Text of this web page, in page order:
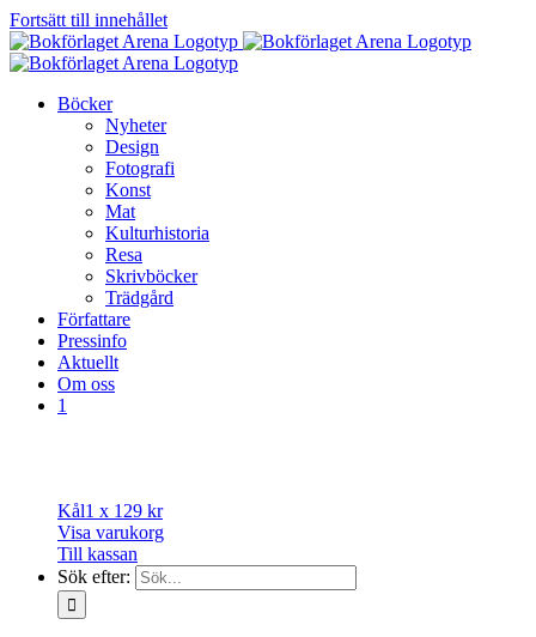
Fortsätt till innehållet
Böcker
Nyheter
Design
Fotografi
Konst
Mat
Kulturhistoria
Resa
Skrivböcker
Trädgård
Författare
Pressinfo
Aktuellt
Om oss
1
Kål1 x 129 kr
Visa varukorg
Till kassan
Sök efter: